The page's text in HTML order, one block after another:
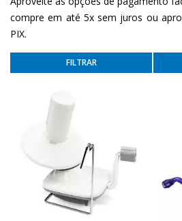
compre em até 5x sem juros ou
PIX.